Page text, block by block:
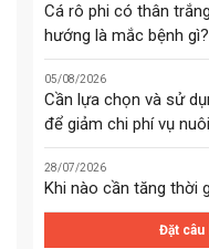
Cá rô phi có thân
hướng là mắc bệnh gì?
05/08/2026
Cần lựa chọn và sử
để giảm chi phí vụ
28/07/2026
Khi nào cần tăng thời
Đặt câu